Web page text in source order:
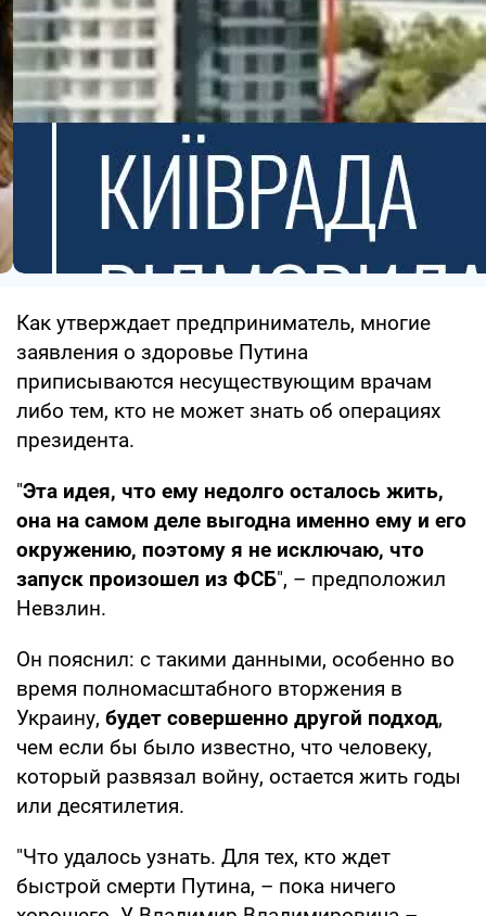
Как утверждает предприниматель, многие
заявления о здоровье Путина
приписываются несуществующим врачам
либо тем, кто не может знать об операциях
президента.
"Эта идея, что ему недолго осталось жить,
она на самом деле выгодна именно ему и его
окружению, поэтому я не исключаю, что
запуск произошел из ФСБ", – предположил
Невзлин.
Он пояснил: с такими данными, особенно во
время полномасштабного вторжения в
Украину, будет совершенно другой подход,
чем если бы было известно, что человеку,
который развязал войну, остается жить годы
или десятилетия.
"Что удалось узнать. Для тех, кто ждет
быстрой смерти Путина, – пока ничего